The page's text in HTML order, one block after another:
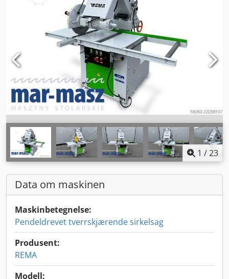
1 /23
Data om maskinen
Maskinbetegnelse:
Pendeldrevet tverrskjærende sirkelsag
Produsent:
REMA
Modell: